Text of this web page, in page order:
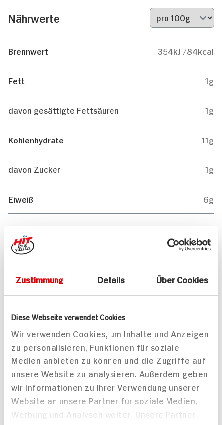
Zustimmung Details Über Cookies
Diese Webseite verwendet Cookies
Wir verwenden Cookies, um Inhalte und Anzeigen
zu personalisieren, Funktionen für soziale
Medien anbieten zu können und die Zugriffe auf
unsere Website zu analysieren. Außerdem geben
wir Informationen zu Ihrer Verwendung unserer
Website an unsere Partner für soziale Medien,
Werbung und Analysen weiter. Unsere Partner
Nährwerte
Brennwert 354kJ /84kcal
Fett 1g
davon gesättigte Fettsäuren 1g
Kohlenhydrate 11g
davon Zucker 1g
Eiweiß 6g
Mitteilungen aktivieren
Teilen
Drucken
Passende Artikel zum Rezept Mehr